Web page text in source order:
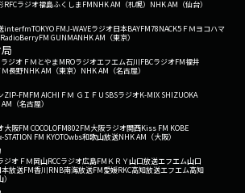
RFCラジオ福島ふくしまFMNHK AM（札幌） NHK AM（仙台）
interfmTOKYO FMJ-WAVEラジオ日本BAYFM78NACK5 ＦＭヨコハマ
RadioBerryFM GUNMANHK AM（東京）
ジオ ＦＭとやまMROラジオエフエム石川FBCラジオFM福井
Ｍ長野NHK AM（東京） NHK AM（名古屋）
ZIP-FMFM AICHI ＦＭ ＧＩＦＵ SBSラジオK-MIX SHIZUOKA
（名古屋）
大阪FM COCOLOFM802FM大阪ラジオ関西Kiss FM KOBE
STATION FM KYOTOwbs和歌山放送NHK AM（大阪）
ジオ ＦＭ岡山RCCラジオ広島FM ＫＲＹ山口放送エフエム山口
本放送FM香川RNB南海放送FM愛媛RKC高知放送エフエム高知